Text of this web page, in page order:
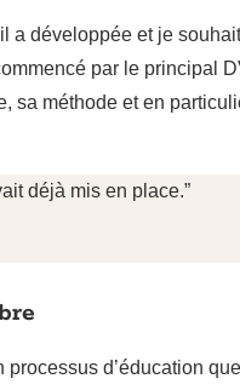
a développée et je
par le principal
sa méthode et en
déjà mis en place.”
d’éducation